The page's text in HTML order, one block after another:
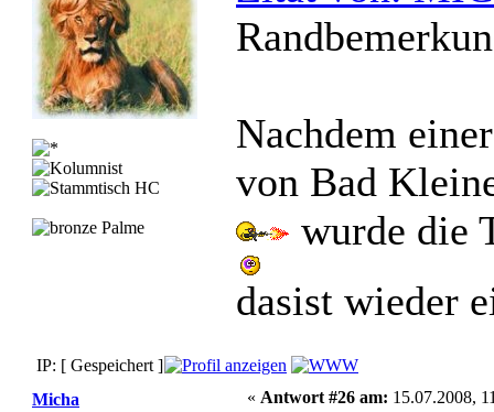
Nachdem
von Bad
wurde die
dasist wieder
IP: [ Gespeichert ]
Micha
« Antwort #26 am: 15.07.2008,